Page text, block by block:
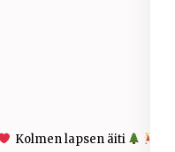
Kolmen lapsen äiti